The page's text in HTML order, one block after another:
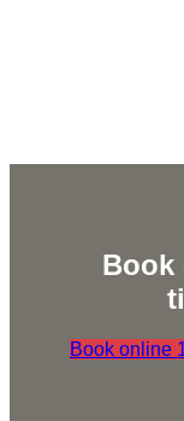
Book
Book online